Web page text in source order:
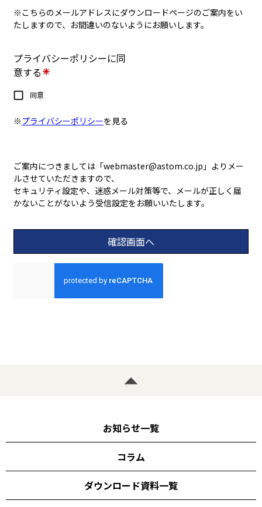
お知らせ一覧
コラム
ダウンロード資料一覧